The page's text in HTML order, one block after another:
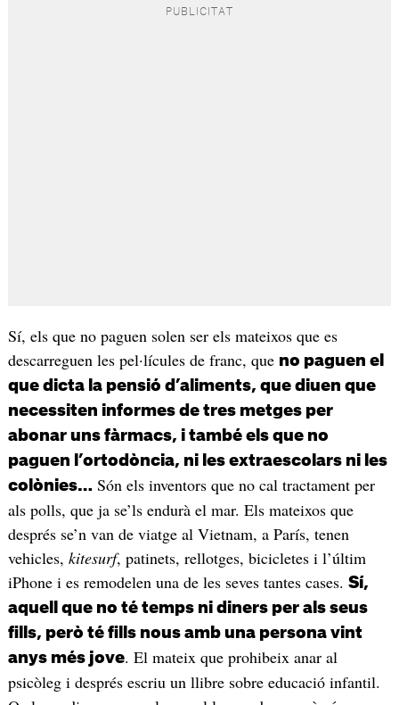
Sí, els que no paguen solen ser els mateixos que es
descarreguen les pel·lícules de franc, que no paguen el
que dicta la pensió d’aliments, que diuen que
necessiten informes de tres metges per
abonar uns fàrmacs, i també els que no
paguen l’ortodòncia, ni les extraescolars ni les
colònies…Són els inventors que no cal tractament per
als polls, que ja se’ls endurà el mar. Els mateixos que
després se’n van de viatge al Vietnam, a París, tenen
vehicles, kitesurf, patinets, rellotges, bicicletes i l’últim
iPhone i es remodelen una de les seves tantes cases. Sí,
aquell que no té temps ni diners per als seus
fills, però té fills nous amb una persona vint
anys més jove. El mateix que prohibeix anar al
psicòleg i després escriu un llibre sobre educació infantil.